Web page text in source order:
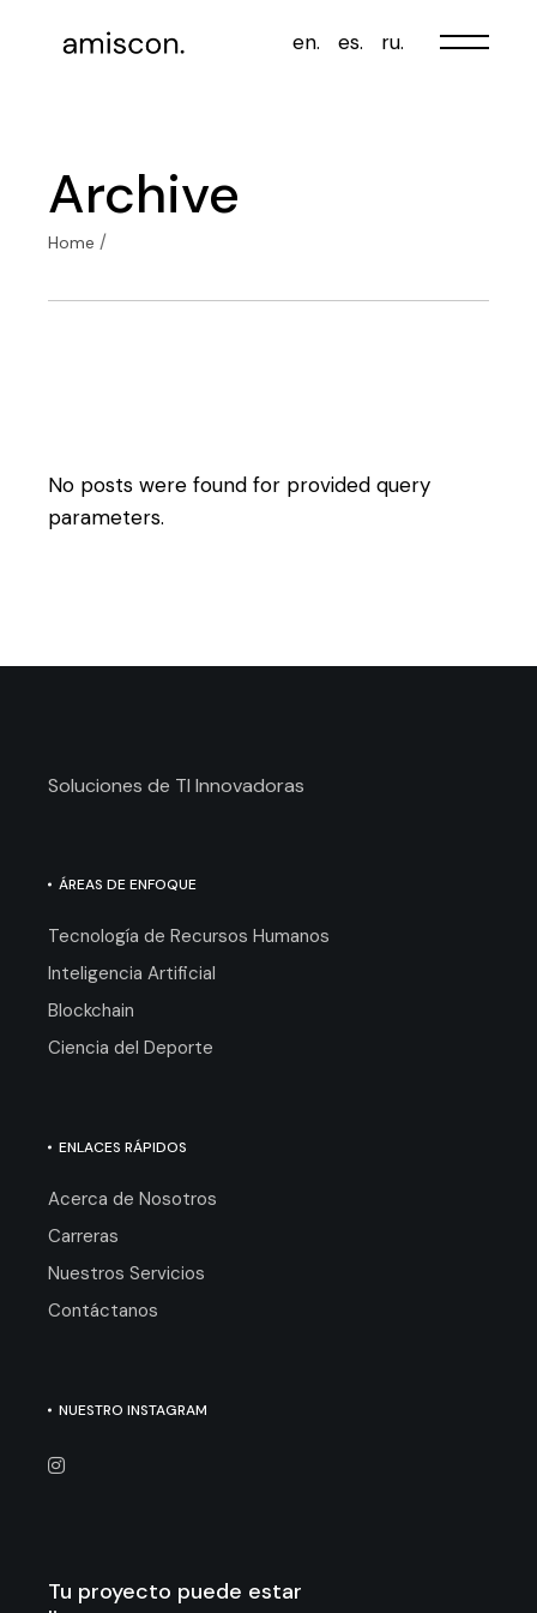
en. es. ru.
Archive
Home
No posts were found for provided query
parameters.
Soluciones de TI Innovadoras
ÁREAS DE ENFOQUE
Tecnología de Recursos Humanos
Inteligencia Artificial
Blockchain
Ciencia del Deporte
ENLACES RÁPIDOS
Acerca de Nosotros
Carreras
Nuestros Servicios
Contáctanos
NUESTRO INSTAGRAM
Tu proyecto puede estar